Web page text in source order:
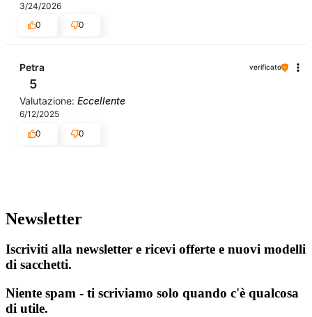
3/24/2026
0
0
Petra verificato
5
Valutazione: Eccellente
6/12/2025
0
0
Newsletter
Iscriviti alla newsletter e ricevi offerte e nuovi modelli
di sacchetti.
Niente spam - ti scriviamo solo quando c'è qualcosa
di utile.